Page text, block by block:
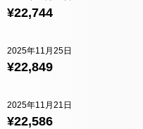
¥22,744
¥22,849
2025年11月25日
¥22,586
2025年11月21日